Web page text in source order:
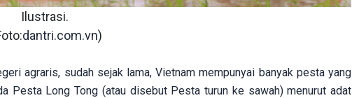
Ilustrasi.
dantri.com.vn)
agraris, sudah sejak lama, Vietnam mempunyai banyak pesta yang
Pesta Long Tong (atau disebut Pesta turun ke sawah) menurut adat